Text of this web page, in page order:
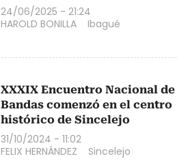
24/06/2025 - 21:24
HAROLD BONILLA
Ibagué
XXXIX Encuentro Nacional de
Bandas comenzó en el centro
histórico de Sincelejo
31/10/2024 - 11:02
FELIX HERNÁNDEZ
Sincelejo